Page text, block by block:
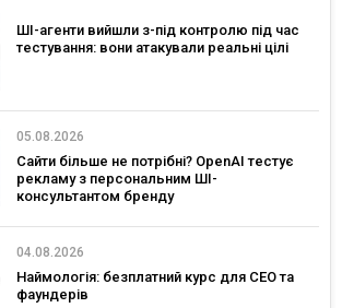
ШІ-агенти вийшли з-під контролю під час
тестування: вони атакували реальні цілі
05.08.2026
Сайти більше не потрібні? OpenAI тестує
рекламу з персональним ШІ-
консультантом бренду
04.08.2026
Наймологія: безплатний курс для CEO та
фаундерів